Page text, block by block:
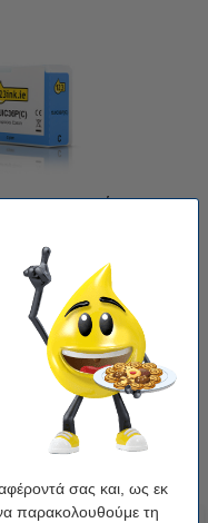
σας και, ως εκ
παρακολουθούμε τη
80 ml Χωρητικότητα: -
Καλάθι